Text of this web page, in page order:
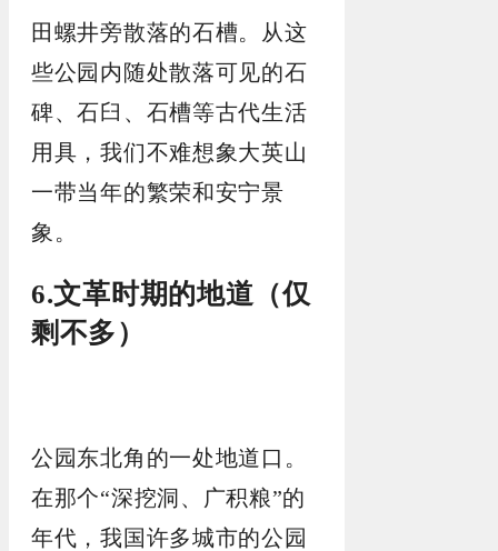
田螺井旁散落的石槽。从这
些公园内随处散落可见的石
碑、石臼、石槽等古代生活
用具，我们不难想象大英山
一带当年的繁荣和安宁景
象。
6.文革时期的地道（仅
剩不多）
公园东北角的一处地道口。
在那个“深挖洞、广积粮”的
年代，我国许多城市的公园